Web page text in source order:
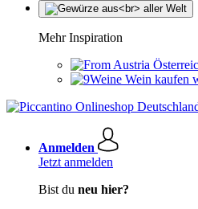
Mehr Inspiration
Wein kaufen
Anmelden
Jetzt anmelden
Bist du neu hier?